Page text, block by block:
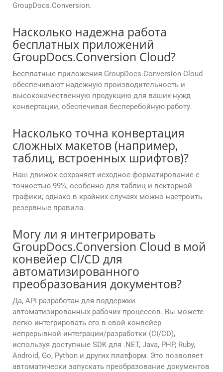
GroupDocs.Conversion.
Насколько надежна работа
бесплатных приложений
GroupDocs.Conversion Cloud?
Бесплатные приложения GroupDocs.Conversion Cloud
обеспечивают надежную производительность и
высококачественную продукцию для ваших нужд
конвертации, обеспечивая бесперебойную работу.
Насколько точна конвертация
сложных макетов (например,
таблиц, встроенных шрифтов)?
Наш движок сохраняет исходное форматирование с
точностью 99%, особенно для таблиц и векторной
графики; однако в крайних случаях можно настроить
резервные правила.
Могу ли я интегрировать
GroupDocs.Conversion Cloud в мой
конвейер CI/CD для
автоматизированного
преобразования документов?
Да, API разработан для поддержки
автоматизированных рабочих процессов. Вы можете
легко интегрировать его в свой конвейер
непрерывной интеграции/разработки (CI/CD),
используя доступные SDK для .NET, Java, PHP, Ruby,
Android, Go, Python и других платформ. Это позволяет
автоматически запускать преобразование документов